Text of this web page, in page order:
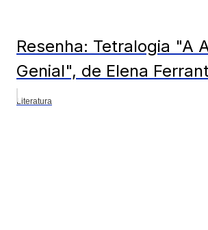
Resenha: Tetralogia "A
Genial", de Elena
Literatura